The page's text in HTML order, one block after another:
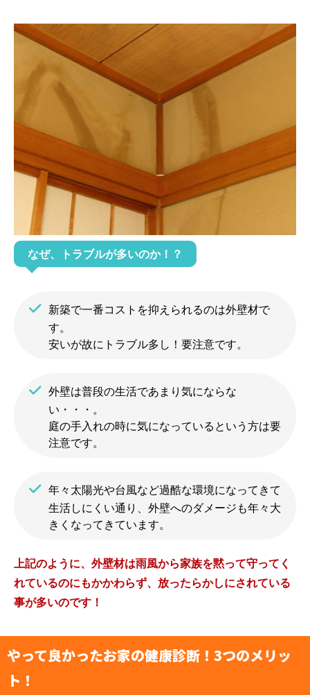
会社案内
選ばれる理由
なぜ、トラブルが多いのか！？
新築で一番コストを抑えられるのは外壁材で
す。
安いが故にトラブル多し！要注意です。
外壁は普段の生活であまり気にならな
い・・・。
庭の手入れの時に気になっているという方は要
注意です。
年々太陽光や台風など過酷な環境になってきて
生活しにくい通り、外壁へのダメージも年々大
きくなってきています。
上記のように、外壁材は雨風から家族を黙って守ってく
れているのにもかかわらず、放ったらかしにされている
事が多いのです！
やって良かったお家の健康診断！3つのメリッ
ト！